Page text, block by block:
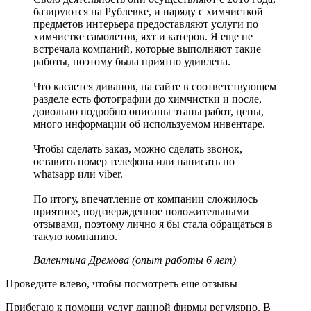
базируются на Рублевке, и наряду с химчисткой
предметов интерьера предоставляют услуги по
химчистке самолетов, яхт и катеров. Я еще не
встречала компаний, которые выполняют такие
работы, поэтому была приятно удивлена.
Что касается диванов, на сайте в соответствующем
разделе есть фотографии до химчистки и после,
довольно подробно описаны этапы работ, цены,
много информации об используемом инвентаре.
Чтобы сделать заказ, можно сделать звонок,
оставить номер телефона или написать по
whatsapp или viber.
По итогу, впечатление от компании сложилось
приятное, подтвержденное положительными
отзывами, поэтому лично я бы стала обращаться в
такую компанию.
Валентина Дремова (опыт работы 6 лет)
Проведите влево, чтобы посмотреть еще отзывы
Прибегаю к помощи услуг данной фирмы регулярно. В